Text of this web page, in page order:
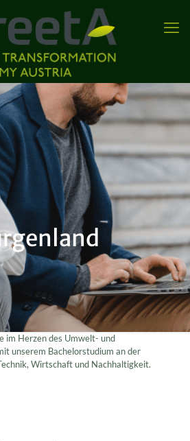
im Herzen des Umwelt- und
unserem Bachelorstudium an der
Wirtschaft und Nachhaltigkeit.